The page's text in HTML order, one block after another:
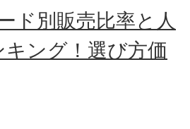
ド別販売比率と人
ング！選び方価